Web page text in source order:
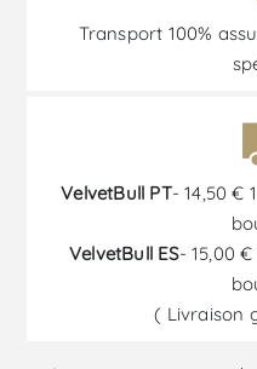
Transport 100%
VelvetBull PT- 14,50 €
VelvetBull ES- 15,00
( Livraison